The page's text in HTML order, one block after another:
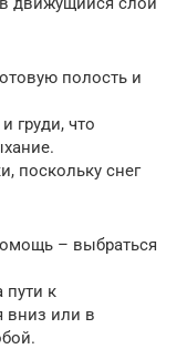
полость и
груди, что
поскольку снег
– выбраться
пути к
вниз или в